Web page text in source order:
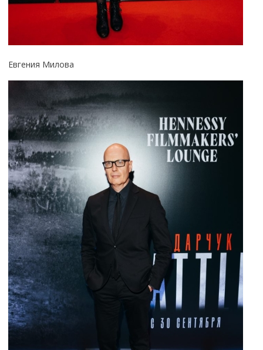
Евгения Милова